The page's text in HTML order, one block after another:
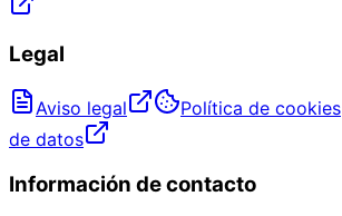
Legal
Aviso legal Política de cookies
de datos
Información de contacto